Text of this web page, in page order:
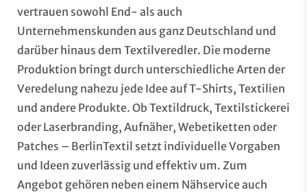
vertrauen sowohl End- als auch
Unternehmenskunden aus ganz Deutschland und
darüber hinaus dem Textilveredler. Die moderne
Produktion bringt durch unterschiedliche Arten der
Veredelung nahezu jede Idee auf T-Shirts, Textilien
und andere Produkte. Ob Textildruck, Textilstickerei
oder Laserbranding, Aufnäher, Webetiketten oder
Patches – BerlinTextil setzt individuelle Vorgaben
und Ideen zuverlässig und effektiv um. Zum
Angebot gehören neben einem Nähservice auch